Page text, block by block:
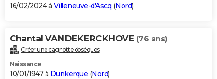
16/02/2024 à Villeneuve-d'Ascq (Nord)
Chantal VANDEKERCKHOVE (76 ans)
Créer une cagnotte obsèques
Naissance
10/01/1947 à Dunkerque (Nord)